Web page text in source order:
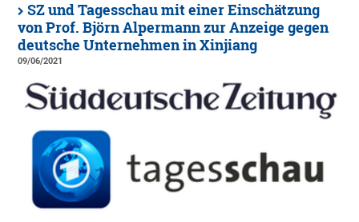
SZ und Tagesschau mit einer Einschätzung
von Prof. Björn Alpermann zur Anzeige gegen
deutsche Unternehmen in Xinjiang
09/06/2021